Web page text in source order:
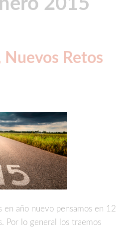
2015
Retos
en año nuevo pensamos en 12
Por lo general los traemos